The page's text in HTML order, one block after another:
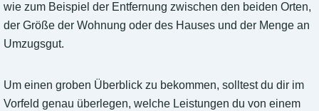
wie zum Beispiel der Entfernung zwischen den beiden Orten,
der Größe der Wohnung oder des Hauses und der Menge an
Umzugsgut.
Um einen groben Überblick zu bekommen, solltest du dir im
Vorfeld genau überlegen, welche Leistungen du von einem